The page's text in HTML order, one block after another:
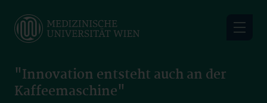
main
"Innovation entsteht auch an der
Kaffeemaschine"